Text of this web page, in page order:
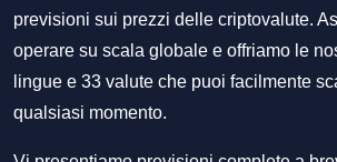
previsioni sui prezzi delle criptovalute.
operare su scala globale e offriamo le
lingue e 33 valute che puoi facilmente
qualsiasi momento.